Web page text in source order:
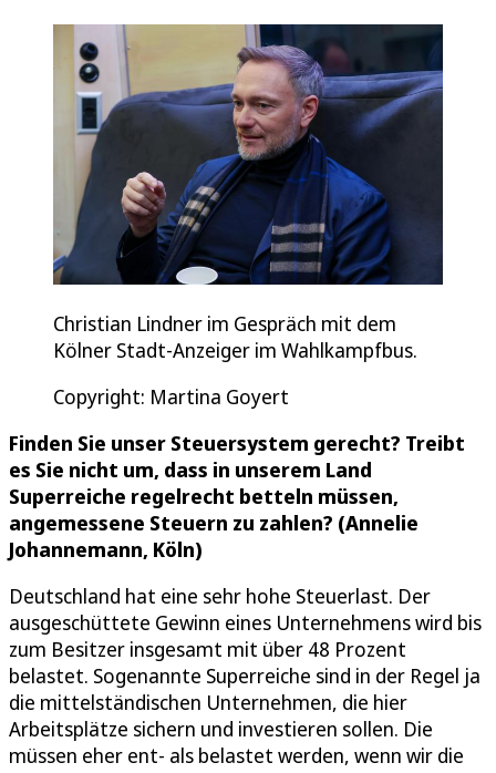
Christian Lindner im Gespräch mit dem
Kölner Stadt-Anzeiger im Wahlkampfbus.
Copyright: Martina Goyert
Finden Sie unser Steuersystem gerecht? Treibt
es Sie nicht um, dass in unserem Land
Superreiche regelrecht betteln müssen,
angemessene Steuern zu zahlen? (Annelie
Johannemann, Köln)
Deutschland hat eine sehr hohe Steuerlast. Der
ausgeschüttete Gewinn eines Unternehmens wird bis
zum Besitzer insgesamt mit über 48 Prozent
belastet. Sogenannte Superreiche sind in der Regel ja
die mittelständischen Unternehmen, die hier
Arbeitsplätze sichern und investieren sollen. Die
müssen eher ent- als belastet werden, wenn wir die